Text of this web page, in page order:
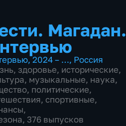
Магадан.
, 2024 – …, Россия
, здоровье, исторические,
, музыкальные, наука,
, политические,
, спортивные,
,
376 выпусков